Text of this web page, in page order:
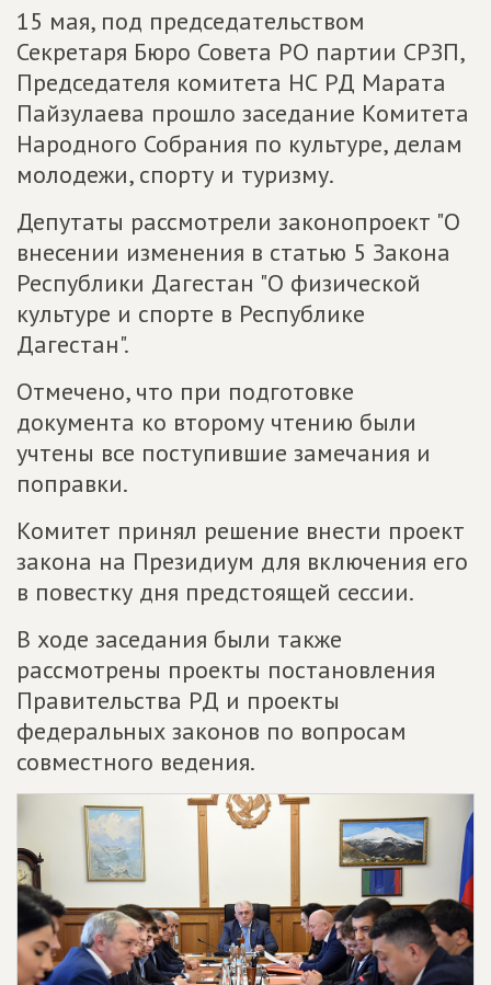
15 мая, под председательством
Секретаря Бюро Совета РО партии СРЗП,
Председателя комитета НС РД Марата
Пайзулаева прошло заседание Комитета
Народного Собрания по культуре, делам
молодежи, спорту и туризму.
Депутаты рассмотрели законопроект "О
внесении изменения в статью 5 Закона
Республики Дагестан "О физической
культуре и спорте в Республике
Дагестан".
Отмечено, что при подготовке
документа ко второму чтению были
учтены все поступившие замечания и
поправки.
Комитет принял решение внести проект
закона на Президиум для включения его
в повестку дня предстоящей сессии.
В ходе заседания были также
рассмотрены проекты постановления
Правительства РД и проекты
федеральных законов по вопросам
совместного ведения.